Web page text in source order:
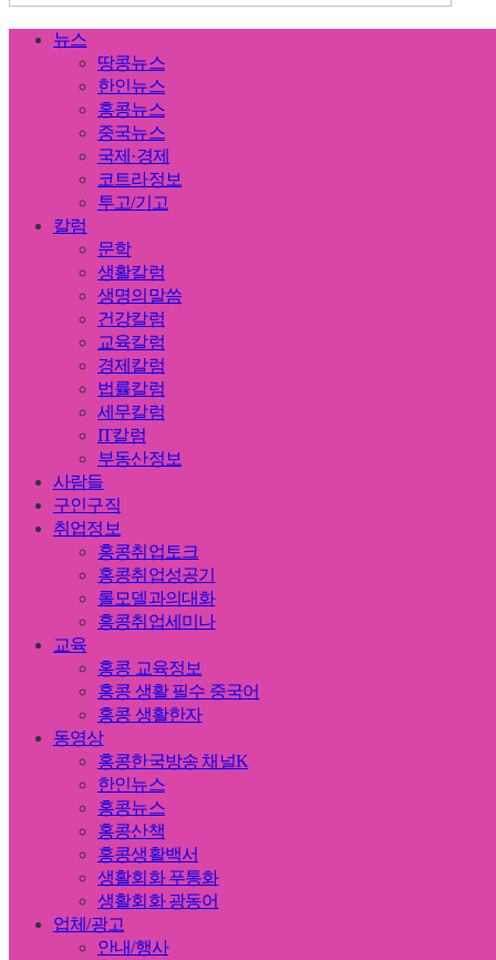
뉴스
땅콩뉴스
한인뉴스
홍콩뉴스
중국뉴스
국제·경제
코트라정보
투고/기고
칼럼
문학
생활칼럼
생명의말씀
건강칼럼
교육칼럼
경제칼럼
법률칼럼
세무칼럼
IT칼럼
부동산정보
사람들
구인구직
취업정보
홍콩취업토크
홍콩취업성공기
롤모델과의대화
홍콩취업세미나
교육
홍콩 교육정보
홍콩 생활 필수 중국어
홍콩 생활한자
동영상
홍콩한국방송 채널K
한인뉴스
홍콩뉴스
홍콩산책
홍콩생활백서
생활회화 푸통화
생활회화 광동어
업체/광고
안내/행사